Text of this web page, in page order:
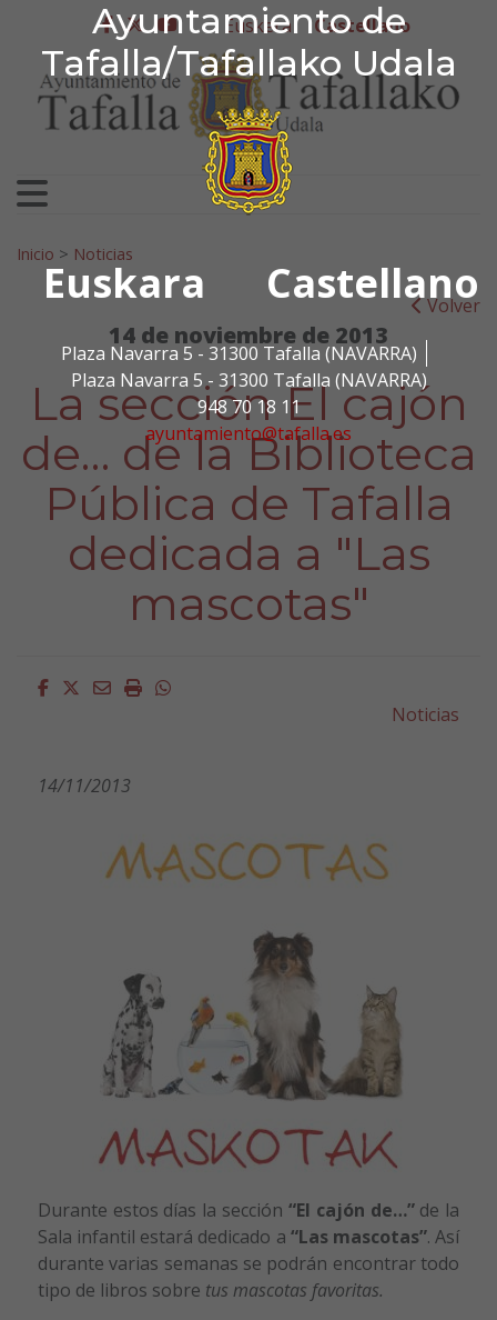
Ayuntamiento de
Tafalla/Tafallako Udala
Euskara Castellano
Plaza Navarra 5 - 31300 Tafalla (NAVARRA)
Plaza Navarra 5 - 31300 Tafalla (NAVARRA)
948 70 18 11
ayuntamiento@tafalla.es
Ir al contenido
Ayuntamiento de
facebook
twitter
youtube
Euskera Castellano
Search for:
Inicio > Noticias
Volver
14 de noviembre de 2013
La sección El cajón
de… de la Biblioteca
Pública de Tafalla
dedicada a "Las
mascotas"
Facebook
Twitter
EmailImprimirWhatsapp
Noticias
14/11/2013
Durante estos días la sección “El cajón de…”de la
Sala infantil estará dedicado a “Las mascotas”. Así
durante varias semanas se podrán encontrar todo
tipo de libros sobre tus mascotas favoritas.